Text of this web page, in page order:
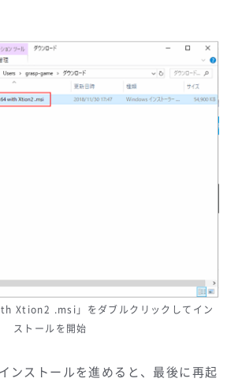
Xtion2 .msi」をダブルクリックしてイン
ストールを開始
ンストールを進めると、最後に再起